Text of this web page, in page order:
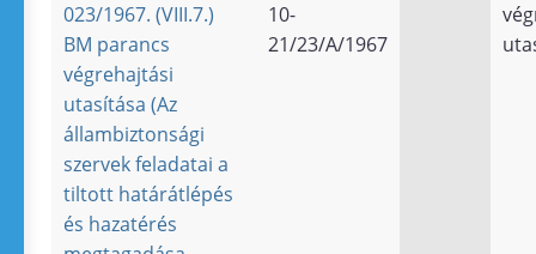
023/1967. (VIII.7.)
BM parancs
végrehajtási
utasítása (Az
állambiztonsági
szervek feladatai a
tiltott határátlépés
és hazatérés
10-
21/23/A/1967